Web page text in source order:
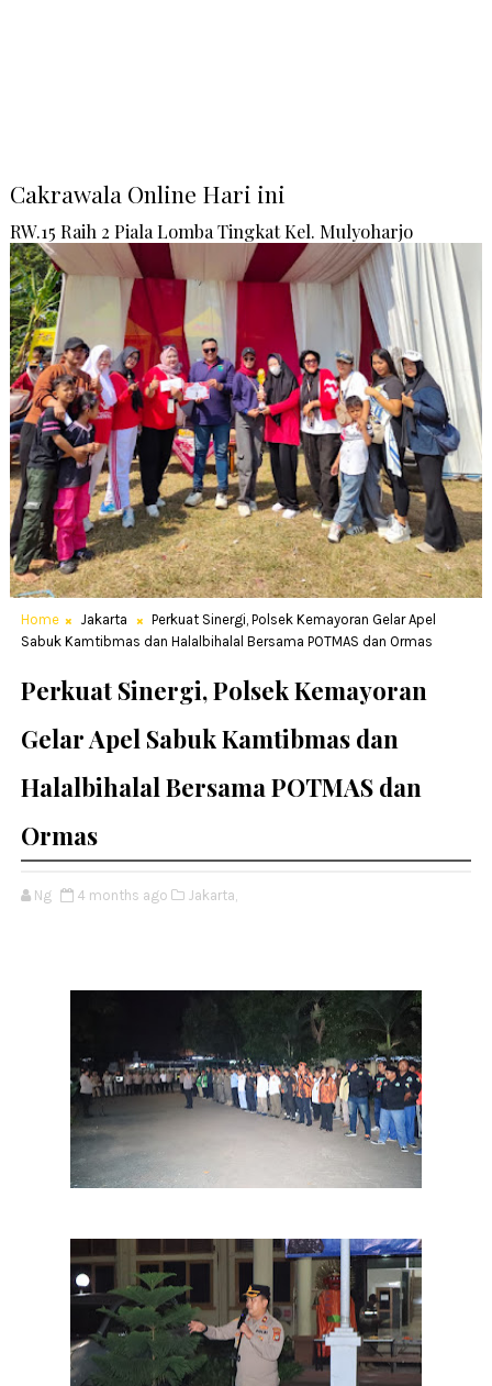
Cakrawala Online Hari ini
RW.15 Raih 2 Piala Lomba Tingkat Kel. Mulyoharjo
Home Jakarta
Perkuat Sinergi, Polsek Kemayoran Gelar Apel
Sabuk Kamtibmas dan Halalbihalal Bersama POTMAS dan Ormas
Perkuat Sinergi, Polsek Kemayoran
Gelar Apel Sabuk Kamtibmas dan
Halalbihalal Bersama POTMAS dan
Ormas
Ng 4 months ago Jakarta,